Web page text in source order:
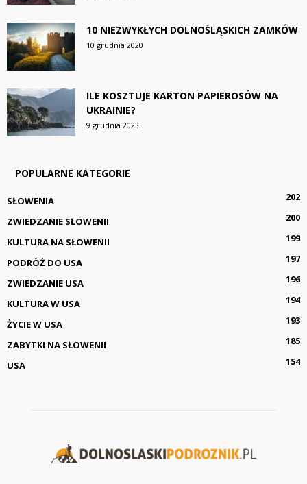
10 NIEZWYKŁYCH DOLNOŚLĄSKICH ZAMKÓW
10 grudnia 2020
ILE KOSZTUJE KARTON PAPIEROSÓW NA
UKRAINIE?
9 grudnia 2023
POPULARNE KATEGORIE
SŁOWENIA
202
ZWIEDZANIE SŁOWENII
200
KULTURA NA SŁOWENII
199
PODRÓŻ DO USA
197
ZWIEDZANIE USA
196
KULTURA W USA
194
ŻYCIE W USA
193
ZABYTKI NA SŁOWENII
185
USA
154